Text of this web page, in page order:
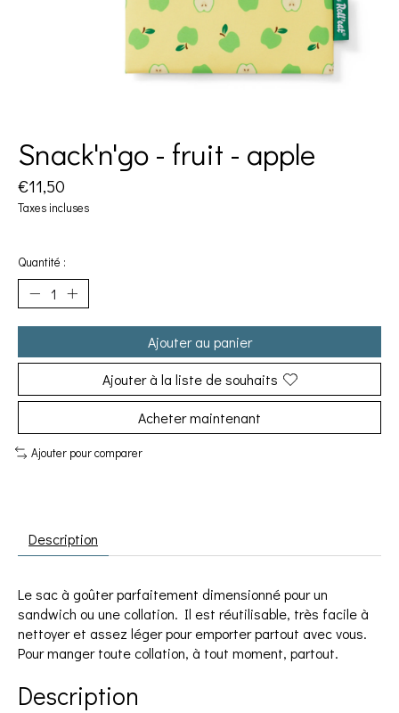
Snack'n'go - fruit - apple
€11,50
Taxes incluses
Quantité :
Ajouter au panier
Ajouter à la liste de souhaits
Acheter maintenant
Ajouter pour comparer
Description
Le sac à goûter parfaitement dimensionné pour un
sandwich ou une collation. Il est réutilisable, très facile à
nettoyer et assez léger pour emporter partout avec vous.
Pour manger toute collation, à tout moment, partout.
Description